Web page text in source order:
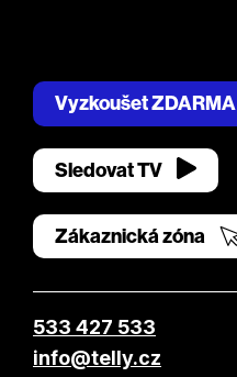
Vyzkoušet ZDARMA
Sledovat TV
Zákaznická zóna
533 427 533
info@telly.cz